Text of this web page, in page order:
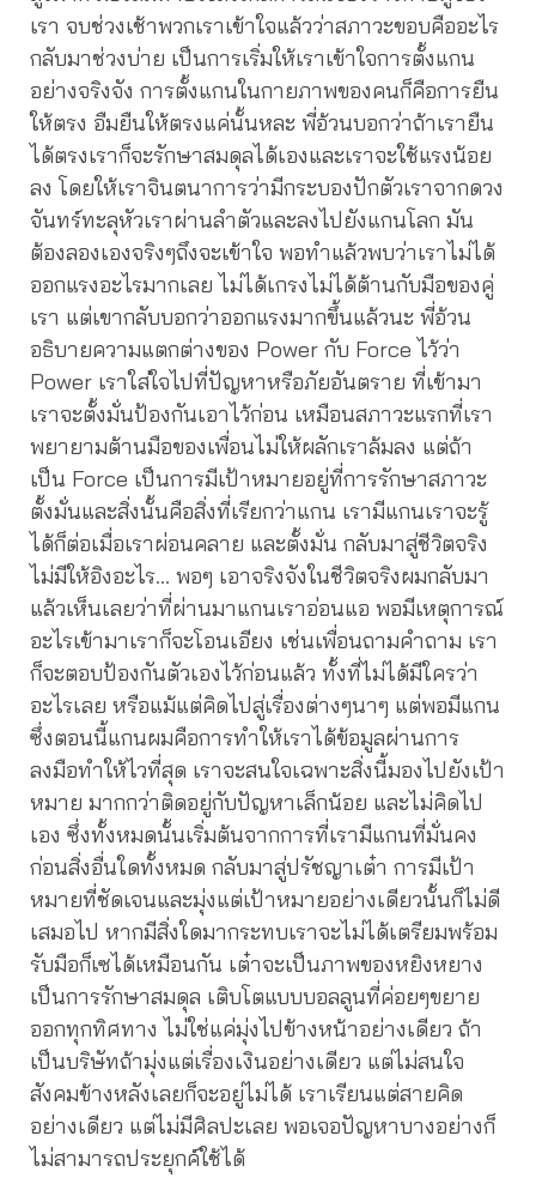
เรา จบช่วงเช้าพวกเราเข้าใจแล้วว่าสภาวะขอบคืออะไร
กลับมาช่วงบ่าย เป็นการเริ่มให้เราเข้าใจการตั้งแกน
อย่างจริงจัง การตั้งแกนในกายภาพของคนก็คือการยืน
ให้ตรง อืมยืนให้ตรงแค่นั้นหละ พี่อ้วนบอกว่าถ้าเรายืน
ได้ตรงเราก็จะรักษาสมดุลได้เองและเราจะใช้แรงน้อย
ลง โดยให้เราจินตนาการว่ามีกระบองปักตัวเราจากดวง
จันทร์ทะลุหัวเราผ่านลำตัวและลงไปยังแกนโลก มัน
ต้องลองเองจริงๆถึงจะเข้าใจ พอทำแล้วพบว่าเราไม่ได้
ออกแรงอะไรมากเลย ไม่ได้เกรงไม่ได้ต้านกับมือของคู่
เรา แต่เขากลับบอกว่าออกแรงมากขึ้นแล้วนะ พี่อ้วน
อธิบายความแตกต่างของ Power กับ Force ไว้ว่า
Power เราใส่ใจไปที่ปัญหาหรือภัยอันตราย ที่เข้ามา
เราจะตั้งมั่นป้องกันเอาไว้ก่อน เหมือนสภาวะแรกที่เรา
พยายามต้านมือของเพื่อนไม่ให้ผลักเราล้มลง แต่ถ้า
เป็น Force เป็นการมีเป้าหมายอยู่ที่การรักษาสภาวะ
ตั้งมั่นและสิ่งนั้นคือสิ่งที่เรียกว่าแกน เรามีแกนเราจะรู้
ได้ก็ต่อเมื่อเราผ่อนคลาย และตั้งมั่น กลับมาสู่ชีวิตจริง
ไม่มีให้อิงอะไร… พอๆ เอาจริงจังในชีวิตจริงผมกลับมา
แล้วเห็นเลยว่าที่ผ่านมาแกนเราอ่อนแอ พอมีเหตุการณ์
อะไรเข้ามาเราก็จะโอนเอียง เช่นเพื่อนถามคำถาม เรา
ก็จะตอบป้องกันตัวเองไว้ก่อนแล้ว ทั้งที่ไม่ได้มีใครว่า
อะไรเลย หรือแม้แต่คิดไปสู่เรื่องต่างๆนาๆ แต่พอมีแกน
ซึ่งตอนนี้แกนผมคือการทำให้เราได้ข้อมูลผ่านการ
ลงมือทำให้ไวที่สุด เราจะสนใจเฉพาะสิ่งนี้มองไปยังเป้า
หมาย มากกว่าติดอยู่กับปัญหาเล็กน้อย และไม่คิดไป
เอง ซึ่งทั้งหมดนั้นเริ่มต้นจากการที่เรามีแกนที่มั่นคง
ก่อนสิ่งอื่นใดทั้งหมด กลับมาสู่ปรัชญาเต๋า การมีเป้า
หมายที่ชัดเจนและมุ่งแต่เป้าหมายอย่างเดียวนั้นก็ไม่ดี
เสมอไป หากมีสิ่งใดมากระทบเราจะไม่ได้เตรียมพร้อม
รับมือก็เซได้เหมือนกัน เต๋าจะเป็นภาพของหยิงหยาง
เป็นการรักษาสมดุล เติบโตแบบบอลลูนที่ค่อยๆขยาย
ออกทุกทิศทาง ไม่ใช่แค่มุ่งไปข้างหน้าอย่างเดียว ถ้า
เป็นบริษัทถ้ามุ่งแต่เรื่องเงินอย่างเดียว แต่ไม่สนใจ
สังคมข้างหลังเลยก็จะอยู่ไม่ได้ เราเรียนแต่สายคิด
อย่างเดียว แต่ไม่มีศิลปะเลย พอเจอปัญหาบางอย่างก็
ไม่สามารถประยุกค์ใช้ได้